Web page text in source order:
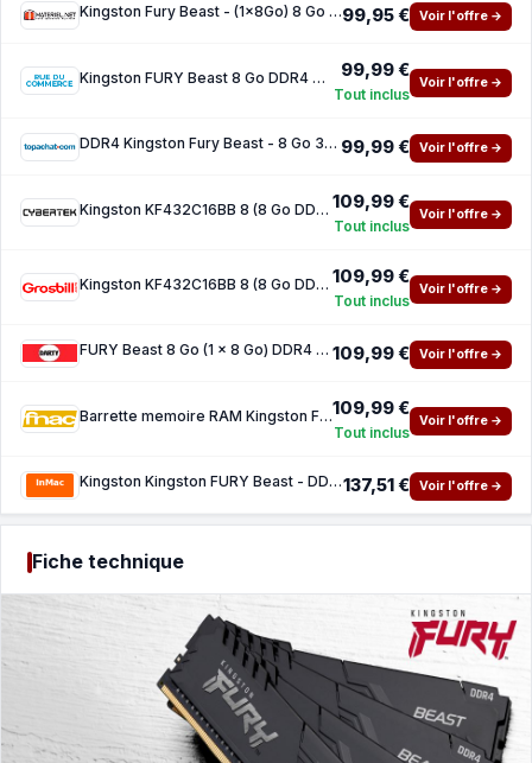
Kingston Fury Beast - (1x8Go) 8 Go - DDR4 3200 MHz - CL1699,95 € Voir l'offre →
Kingston FURY Beast 8 Go DDR4 3200 MHz CL16 99,99 €
Tout inclus
Voir l'offre →
DDR4 Kingston Fury Beast - 8 Go 3200 MHz - CAS 16 99,99 € Voir l'offre →
Kingston KF432C16BB 8 (8 Go DDR4 3200 PC25600) 109,99 €
Tout inclus
Voir l'offre →
Kingston KF432C16BB 8 (8 Go DDR4 3200 PC25600) 109,99 €
Tout inclus
Voir l'offre →
FURY Beast 8 Go (1 x 8 Go) DDR4 3200 MHz CL16 109,99 € Voir l'offre →
Barrette memoire RAM Kingston FURY Beast 8 Go (1 x 8 Go) DDR4 3200 MHz CL16109,99 €
Tout inclus
Voir l'offre →
Kingston Kingston FURY Beast - DDR4 - module - 8 Go - DIMM 288 broches - 3200 MHz PC4-2560137,51 € Voir l'offre →
Fiche technique